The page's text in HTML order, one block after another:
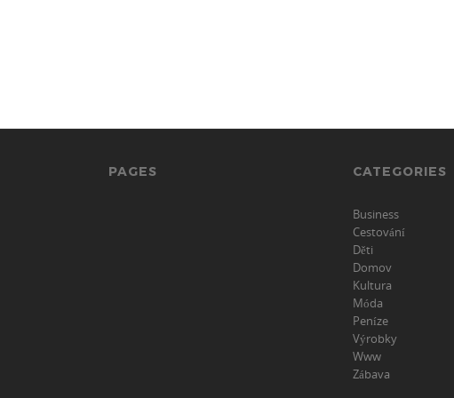
PAGES CATEGORIES
Business
Cestování
Děti
Domov
Kultura
Móda
Peníze
Výrobky
Www
Zábava